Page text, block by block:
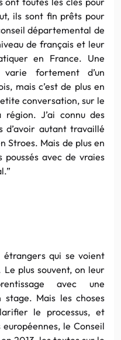
ils sont fin prêts pour
départemental de
de français et leur
en France. Une
fortement d’un
mais c’est de plus en
conversation, sur le
J’ai connu des
d’avoir autant travaillé
Stroes. Mais de plus en
poussés avec de vraies
qui se voient
Le plus souvent, on leur
avec une
Mais les choses
le processus, et
le Conseil